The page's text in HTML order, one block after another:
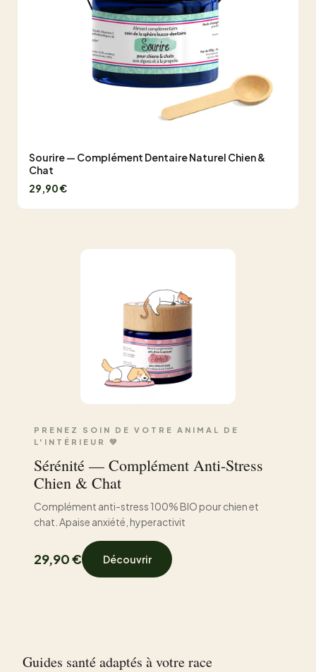
Sourire — Complément Dentaire Naturel Chien &
Chat
29,90 €
PRENEZ SOIN DE VOTRE ANIMAL DE
L'INTÉRIEUR 💚
Sérénité — Complément Anti-Stress
Chien & Chat
Complément anti-stress 100% BIO pour chien et
chat. Apaise anxiété, hyperactivit
29,90 € Découvrir
Guides santé adaptés à votre race